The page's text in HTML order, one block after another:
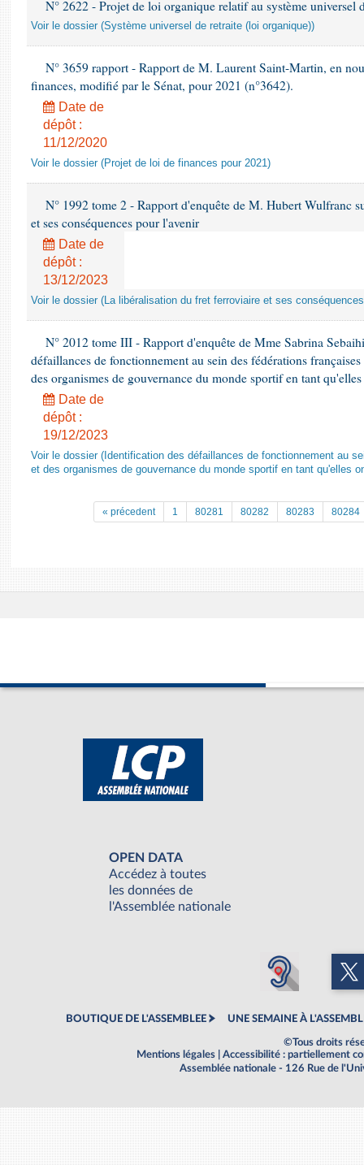
N° 2622 - Projet de loi organique relatif au système universel
Voir le dossier (Système universel de retraite (loi organique))
N° 3659 rapport - Rapport de M. Laurent Saint-Martin, en
finances, modifié par le Sénat, pour 2021 (n°3642).
Date de
dépôt :
11/12/2020
Voir le dossier (Projet de loi de finances pour 2021)
N° 1992 tome 2 - Rapport d'enquête de M. Hubert Wulfranc
et ses conséquences pour l'avenir
Date de
dépôt :
13/12/2023
Voir le dossier (La libéralisation du fret ferroviaire et ses
N° 2012 tome III - Rapport d'enquête de Mme Sabrina
défaillances de fonctionnement au sein des fédérations
des organismes de gouvernance du monde sportif en tant
Date de
dépôt :
19/12/2023
Voir le dossier (Identification des défaillances de fonctionnement au
et des organismes de gouvernance du monde sportif en tant qu'elles
« précedent 1 80281 80282 80283 80284
OPEN DATA
Accédez à toutes
les données de
l'Assemblée nationale
BOUTIQUE DE L'ASSEMBLEE UNE SEMAINE À
©Tous droits
Mentions légales
Accessibilité : partiellement
Assemblée nationale - 126 Rue de